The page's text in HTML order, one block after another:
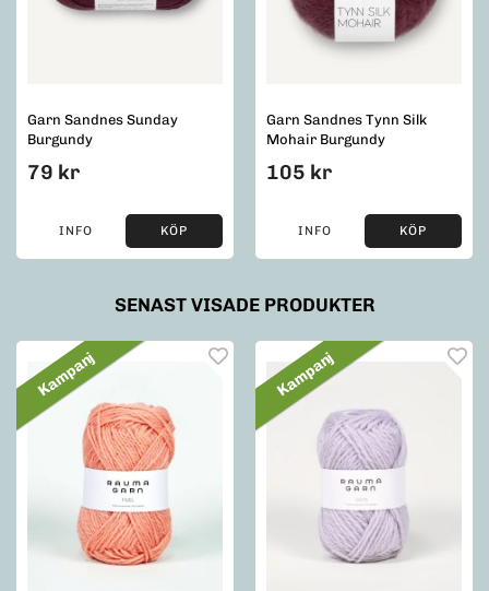
Garn Sandnes Sunday
Burgundy
79 kr
INFO KÖP
Garn Sandnes Tynn Silk
Mohair Burgundy
105 kr
INFO KÖP
SENAST VISADE PRODUKTER
Kampanj Kampanj